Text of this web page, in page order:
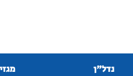
נדל"ן